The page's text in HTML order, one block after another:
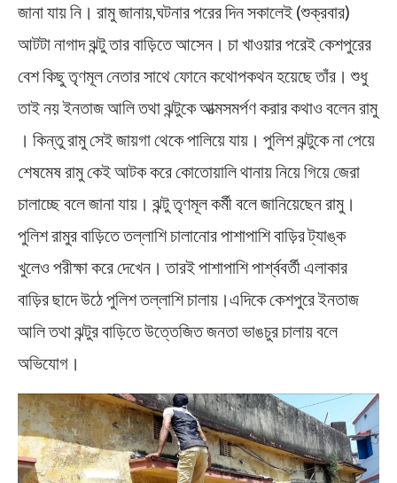
জানা যায় নি। রামু জানায়,ঘটনার পরের দিন সকালেই (শুক্রবার)
আটটা নাগাদ ঝন্টু তার বাড়িতে আসেন। চা খাওয়ার পরেই কেশপুরের
বেশ কিছু তৃণমূল নেতার সাথে ফোনে কথোপকথন হয়েছে তাঁর। শুধু
তাই নয় ইনতাজ আলি তথা ঝন্টুকে আত্মসমর্পণ করার কথাও বলেন রামু
। কিন্তু রামু সেই জায়গা থেকে পালিয়ে যায়। পুলিশ ঝন্টুকে না পেয়ে
শেষমেষ রামু কেই আটক করে কোতোয়ালি থানায় নিয়ে গিয়ে জেরা
চালাচ্ছে বলে জানা যায়। ঝন্টু তৃণমূল কর্মী বলে জানিয়েছেন রামু।
পুলিশ রামুর বাড়িতে তল্লাশি চালানোর পাশাপাশি বাড়ির ট্যাঙ্ক
খুলেও পরীক্ষা করে দেখেন। তারই পাশাপাশি পার্শ্ববর্তী এলাকার
বাড়ির ছাদে উঠে পুলিশ তল্লাশি চালায়।এদিকে কেশপুরে ইনতাজ
আলি তথা ঝন্টুর বাড়িতে উত্তেজিত জনতা ভাঙচুর চালায় বলে
অভিযোগ।